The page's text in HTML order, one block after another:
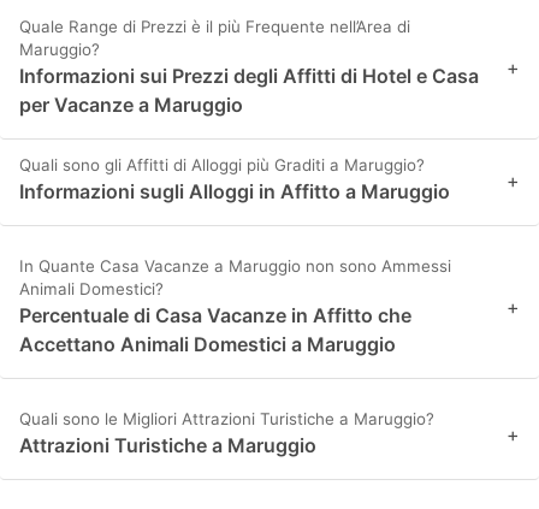
Quale Range di Prezzi è il più Frequente nell’Area di
Maruggio?
Informazioni sui Prezzi degli Affitti di Hotel e Casa
per Vacanze a Maruggio
+
Quali sono gli Affitti di Alloggi più Graditi a Maruggio?
Informazioni sugli Alloggi in Affitto a Maruggio +
In Quante Casa Vacanze a Maruggio non sono Ammessi
Animali Domestici?
Percentuale di Casa Vacanze in Affitto che
Accettano Animali Domestici a Maruggio
+
Quali sono le Migliori Attrazioni Turistiche a Maruggio?
Attrazioni Turistiche a Maruggio +